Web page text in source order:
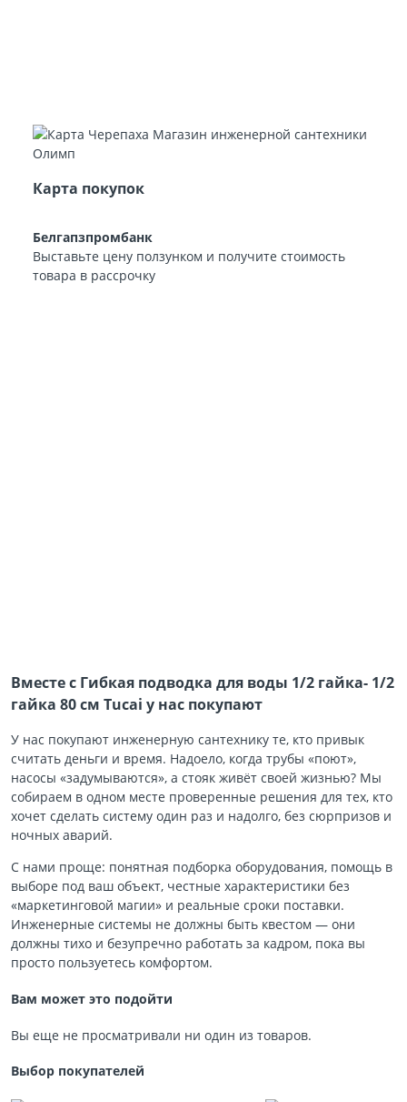
Карта покупок
Белгапзпромбанк
Выставьте цену ползунком и получите стоимость
товара в рассрочку
Вместе с Гибкая подводка для воды 1/2 гайка- 1/2
гайка 80 см Tucai у нас покупают
У нас покупают инженерную сантехнику те, кто привык
считать деньги и время. Надоело, когда трубы «поют»,
насосы «задумываются», а стояк живёт своей жизнью? Мы
собираем в одном месте проверенные решения для тех, кто
хочет сделать систему один раз и надолго, без сюрпризов и
ночных аварий.
С нами проще: понятная подборка оборудования, помощь в
выборе под ваш объект, честные характеристики без
«маркетинговой магии» и реальные сроки поставки.
Инженерные системы не должны быть квестом — они
должны тихо и безупречно работать за кадром, пока вы
просто пользуетесь комфортом.
Вам может это подойти
Вы еще не просматривали ни один из товаров.
Выбор покупателей